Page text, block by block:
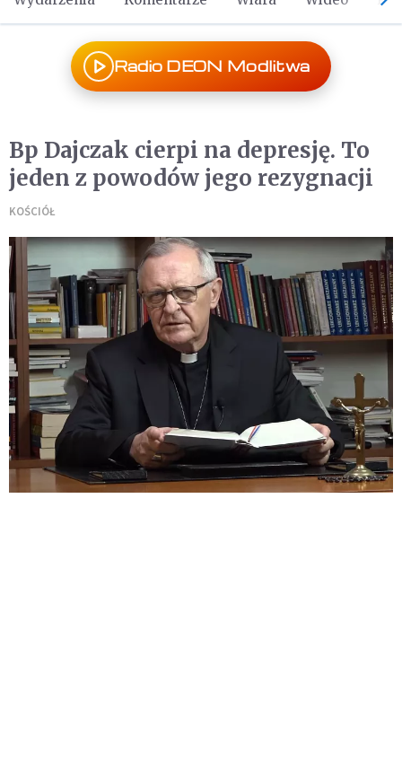
Radio DEON Modlitwa
Bp Dajczak cierpi na depresję. To
jeden z powodów jego rezygnacji
KOŚCIÓŁ